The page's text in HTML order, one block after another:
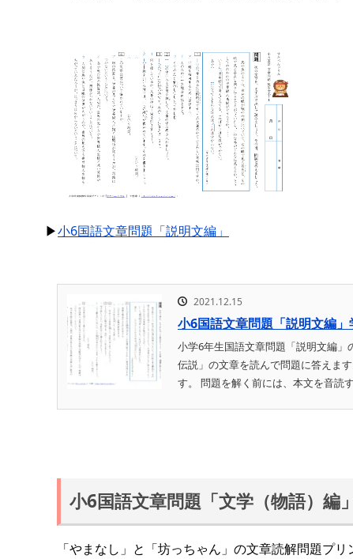
▶小6国語文章問題「説明文編」
2021.12.15
小6国語文章問題「説明文編
小学6年生国語文章問題「説明文編
伝説」の文章を読んで問題に答えま
す。 問題を解く前には、本文を音読
小6国語文章問題「文学（物語）編
「やまなし」と「坊っちゃん」の文章読解問題プリ